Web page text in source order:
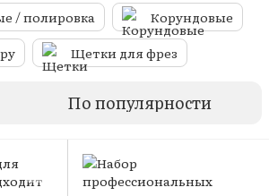
/ полировка
Корундовые
Щетки для фрез
По популярности